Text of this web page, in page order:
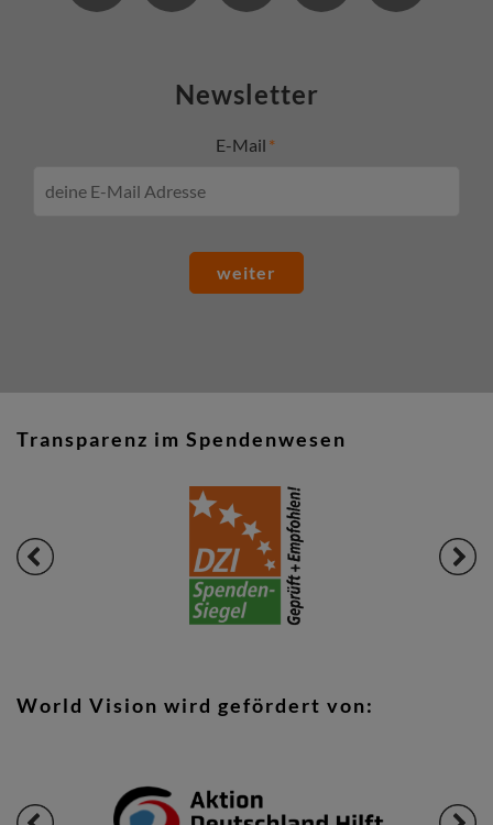
Newsletter
E-Mail
weiter
Transparenz im Spendenwesen
World Vision wird gefördert von: